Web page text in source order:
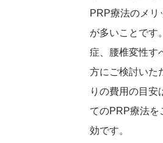
PRP療法のメリ
が多いことです
症、腰椎変性す
方にご検討いた
りの費用の目安
てのPRP療法を
効です。